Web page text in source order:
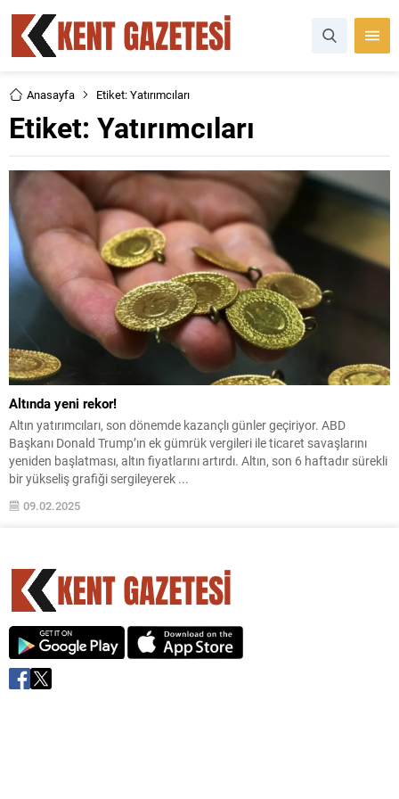
Anasayfa Etiket: Yatırımcıları
Etiket: Yatırımcıları
Altında yeni rekor!
Altın yatırımcıları, son dönemde kazançlı günler geçiriyor. ABD
Başkanı Donald Trump’ın ek gümrük vergileri ile ticaret savaşlarını
yeniden başlatması, altın fiyatlarını artırdı. Altın, son 6 haftadır sürekli
bir yükseliş grafiği sergileyerek ...
09.02.2025